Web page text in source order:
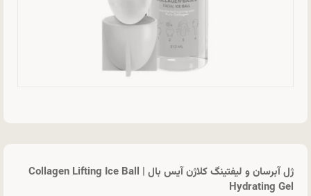
ژل آبرسان و لیفتینگ کلاژن آیس بال | Collagen Lifting Ice Ball
Hydrating Gel